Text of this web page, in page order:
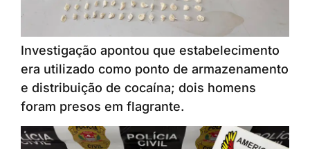
Investigação apontou que estabelecimento
era utilizado como ponto de armazenamento
e distribuição de cocaína; dois homens
foram presos em flagrante.